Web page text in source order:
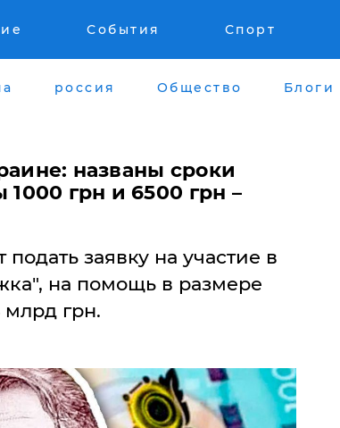
События Спорт
россия Общество Блоги
названы сроки
грн и 6500 грн –
заявку на участие в
на помощь в размере
млрд грн.